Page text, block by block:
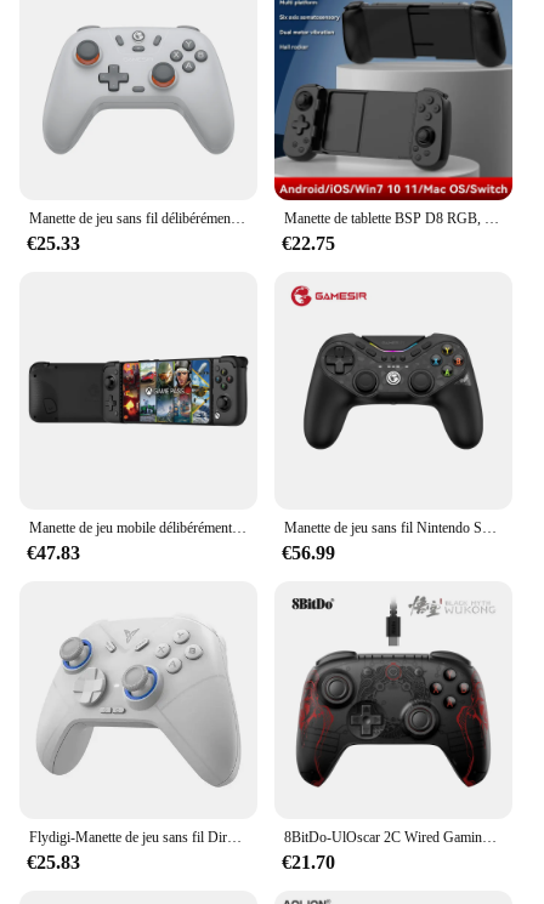
€25.33 €22.75
€47.83 €56.99
€25.83
8BitDo-UlOscar 2C Wired Gaming Contrmatérielle pour PC, Windows 10, 11, Berry Pi, Android, Black Myth: Wukong
€21.70